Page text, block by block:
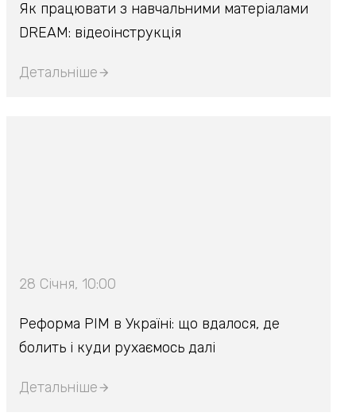
Як працювати з навчальними матеріалами
DREAM: відеоінструкція
Детальніше
28 Січня, 10:00
Реформа РІМ в Україні: що вдалося, де
болить і куди рухаємось далі
Детальніше